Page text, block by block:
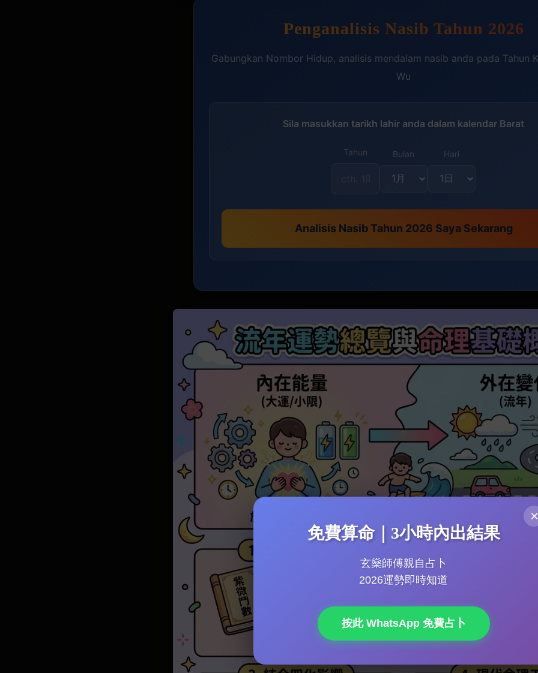
Penganalisis Nasib Tahun 2026
Gabungkan Nombor Hidup, analisis mendalam nasib anda pada Tahun
Wu
Sila masukkan tarikh lahir anda dalam kalendar Barat
Tahun Bulan Hari
Analisis Nasib Tahun 2026 Saya Sekarang
×
免費算命｜3小時內出結果
玄燊師傅親自占卜
2026運勢即時知道
按此 WhatsApp 免費占卜